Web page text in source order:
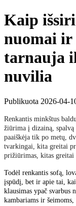
Kaip
nuomai ir
tarnauja
nuvilia
Publikuota 2026-04-
Renkantis minkštus
žiūrima į dizainą, spalvą
paaiškėja tik po metų,
tvarkingai, kita greitai
prižiūrimas, kitas greitai
Todėl renkantis sofą,
įspūdį, bet ir apie tai,
klausimas ypač svarbus
kambariams ir